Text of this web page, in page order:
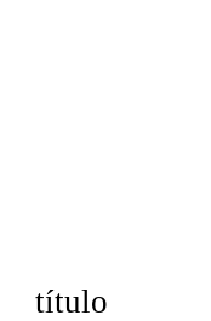
título